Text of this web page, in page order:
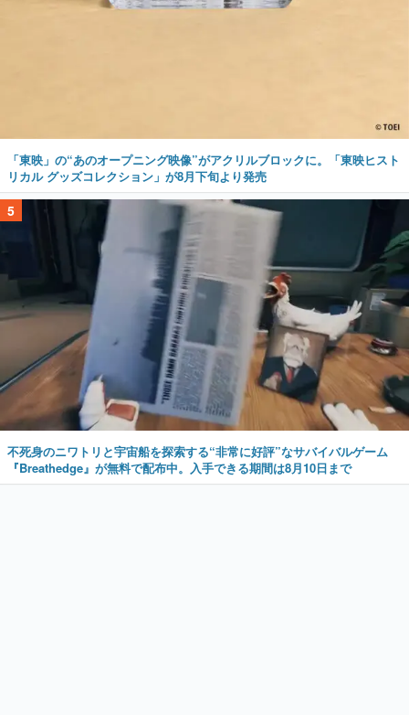
「東映」の“あのオープニング映像”がアクリルブロックに。「東映ヒスト
リカル グッズコレクション」が8月下旬より発売
5
不死身のニワトリと宇宙船を探索する“非常に好評”なサバイバルゲーム
『Breathedge』が無料で配布中。入手できる期間は8月10日まで